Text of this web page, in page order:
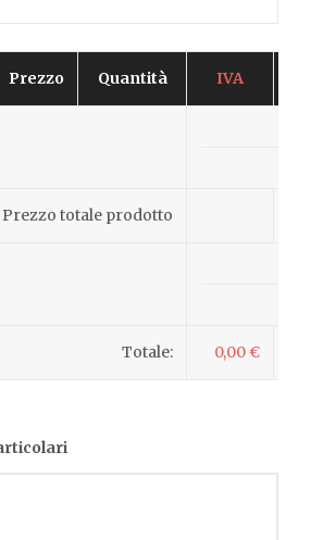
Prezzo Quantità IVA
Prezzo totale prodotto
Totale: 0,00 €